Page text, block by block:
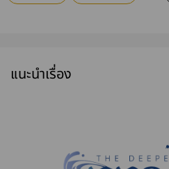
แนะนำเรื่อง